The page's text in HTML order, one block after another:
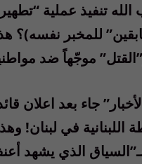
تنفيذ عملية
للمخبر نفسه)؟
موجّهاً ضد
جاء بعد اعلان
اللبنانية في لبنان!
الذي يشهد